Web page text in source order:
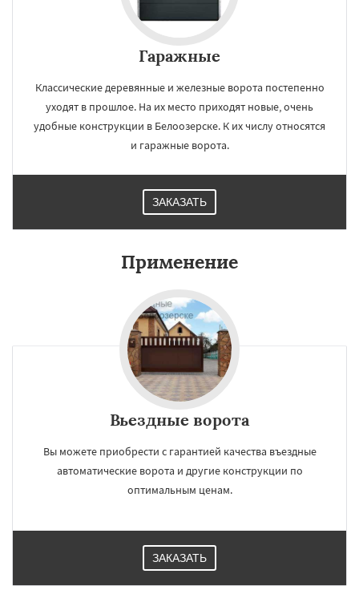
Гаражные
Классические деревянные и железные ворота постепенно
уходят в прошлое. На их место приходят новые, очень
удобные конструкции в Белоозерске. К их числу относятся
и гаражные ворота.
ЗАКАЗАТЬ
Применение
Вьездные ворота
Вы можете приобрести с гарантией качества въездные
автоматические ворота и другие конструкции по
оптимальным ценам.
ЗАКАЗАТЬ